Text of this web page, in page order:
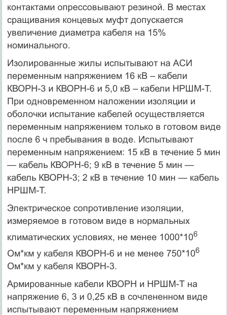
контактами опрессовывают резиной. В местах
сращивания концевых муфт допускается
увеличение диаметра кабеля на 15%
номинального.
Изолированные жилы испытывают на АСИ
переменным напряжением 16 кВ – кабели
КВОРН-3 и КВОРН-6 и 5,0 кВ – кабели НРШМ-Т.
При одновременном наложении изоляции и
оболочки испытание кабелей осуществляется
переменным напряжением только в готовом виде
после 6 ч пребывания в воде. Испытывают
переменным напряжением: 15 кВ в течение 5 мин
— кабель КВОРН-6; 9 кВ в течение 5 мин —
кабель КВОРН-3; 2 кВ в течение 10 мин — кабель
НРШМ-Т.
Электрическое сопротивление изоляции,
измеряемое в готовом виде в нормальных
климатических условиях, не менее 1000*106
Ом*км у кабеля КВОРН-6 и не менее 750*106
Ом*км у кабеля КВОРН-3.
Армированные кабели КВОРН и НРШМ-Т на
напряжение 6, 3 и 0,25 кВ в сочлененном виде
испытывают переменным напряжением